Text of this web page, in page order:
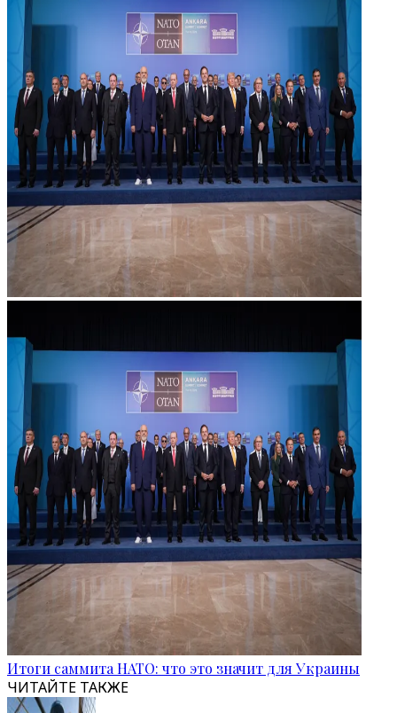
Итоги саммита НАТО: что это значит для Украины
ЧИТАЙТЕ ТАКЖЕ